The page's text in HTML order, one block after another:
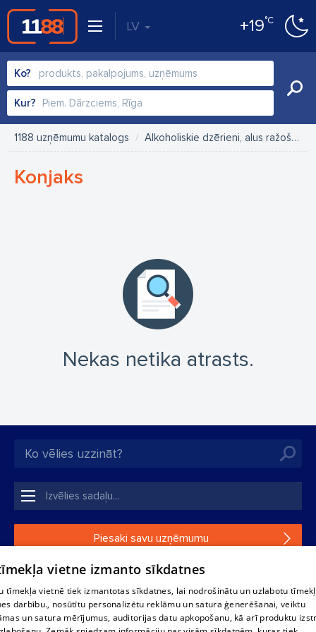
LV +19°C
Ko?
Kur?
1188 uzņēmumu katalogs Alkoholiskie dzērieni, alus ražošana
Konjaks
Nekas netika atrasts.
Piesaki savu uzņēmumu
Ja tavs uzņēmums nav mūsu datubāzē, aizpildi vienkāršu
1188 datu bāzes, tās daļas vai datu bāzē iekļautās informācijas,
vietne izmanto sīkdatnes
tīmekļa vietnē tiek izmantotas sīkdatnes, lai nodrošinātu un uzlabotu
darbību., nosūtītu personalizētu reklāmu un satura ģenerēšanai, veiktu
un satura mērījumus, auditorijas datu apkopošanu, kā arī produktu